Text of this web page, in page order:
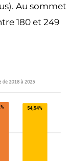
Au sommet
180 et 249